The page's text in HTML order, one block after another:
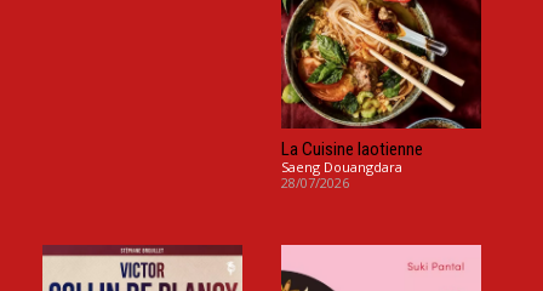
La Cuisine laotienne
Saeng Douangdara
28/07/2026